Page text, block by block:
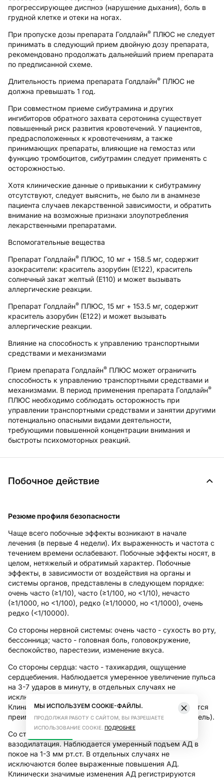
прогрессирующее диспноэ (нарушение дыхания), боль в
грудной клетке и отеки на ногах.
При пропуске дозы препарата Голдлайн® ПЛЮС не следует
принимать в следующий прием двойную дозу препарата,
рекомендовано продолжать дальнейший прием препарата
по предписанной схеме.
Длительность приема препарата Голдлайн® ПЛЮС не
должна превышать 1 год.
При совместном приеме сибутрамина и других
ингибиторов обратного захвата серотонина существует
повышенный риск развития кровотечений. У пациентов,
предрасположенных к кровотечениям, а также
принимающих препараты, влияющие на гемостаз или
функцию тромбоцитов, сибутрамин следует применять с
осторожностью.
Хотя клинические данные о привыкании к сибутрамину
отсутствуют, следует выяснить, не было ли в анамнезе
пациента случаев лекарственной зависимости, и обратить
внимание на возможные признаки злоупотребления
лекарственными препаратами.
Вспомогательные вещества
Препарат Голдлайн® ПЛЮС, 10 мг + 158.5 мг, содержит
азокрасители: краситель азорубин (Е122), краситель
солнечный закат желтый (Е110) и может вызывать
аллергические реакции.
Препарат Голдлайн® ПЛЮС, 15 мг + 153.5 мг, содержит
краситель азорубин (Е122) и может вызывать
аллергические реакции.
Влияние на способность к управлению транспортными
средствами и механизмами
Прием препарата Голдлайн® ПЛЮС может ограничить
способность к управлению транспортными средствами и
механизмами. В период применения препарата Голдлайн®
ПЛЮС необходимо соблюдать осторожность при
управлении транспортными средствами и занятии другими
потенциально опасными видами деятельности,
требующими повышенной концентрации внимания и
быстроты психомоторных реакций.
Побочное действие
Резюме профиля безопасности
Чаще всего побочные эффекты возникают в начале
лечения (в первые 4 недели). Их выраженность и частота с
течением времени ослабевают. Побочные эффекты носят, в
целом, нетяжелый и обратимый характер. Побочные
эффекты, в зависимости от воздействия на органы и
системы органов, представлены в следующем порядке:
очень часто (≥1/10), часто (≥1/100, но <1/10), нечасто
(≥1/1000, но <1/100), редко (≥1/10000, но <1/1000), очень
редко (<1/10000).
Со стороны нервной системы: очень часто - сухость во рту,
бессонница; часто - головная боль, головокружение,
беспокойство, парестезии, изменение вкуса.
Со стороны сердца: часто - тахикардия, ощущение
сердцебиения. Наблюдается умеренное увеличение пульса
на 3-7 ударов в минуту, в отдельных случаях не
исключается более выраженное повышение ЧСС.
Клинически значимые изменения пульса регистрируются
преимущественно в начале лечения (в первые 4-8 недель).
Со стороны сосудов:
вазодилатация. Наблюдается умеренный подъем АД в
покое на 1-3 мм рт.ст. В отдельных случаях не
исключаются более выраженные повышения АД.
Клинически значимые изменения АД регистрируются
МЫ ИСПОЛЬЗУЕМ COOKIE-ФАЙЛЫ.
ПРОДОЛЖАЯ РАБОТУ С САЙТОМ, ВЫ РАЗРЕШАЕТЕ
ИСПОЛЬЗОВАНИЕ COOKIE. ПОДРОБНЕЕ